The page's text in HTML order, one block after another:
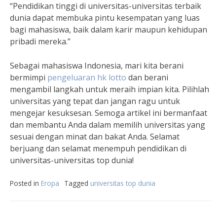
“Pendidikan tinggi di universitas-universitas terbaik
dunia dapat membuka pintu kesempatan yang luas
bagi mahasiswa, baik dalam karir maupun kehidupan
pribadi mereka.”
Sebagai mahasiswa Indonesia, mari kita berani
bermimpi pengeluaran hk lotto dan berani
mengambil langkah untuk meraih impian kita. Pilihlah
universitas yang tepat dan jangan ragu untuk
mengejar kesuksesan. Semoga artikel ini bermanfaat
dan membantu Anda dalam memilih universitas yang
sesuai dengan minat dan bakat Anda. Selamat
berjuang dan selamat menempuh pendidikan di
universitas-universitas top dunia!
Posted in Eropa Tagged universitas top dunia